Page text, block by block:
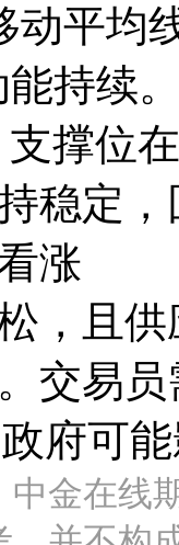
动平均
持续
撑位
稳定
涨 由
，且
交易
府可
中金在线